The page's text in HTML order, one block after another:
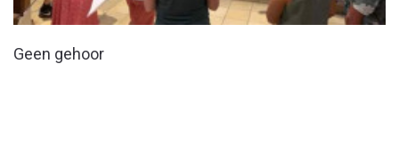
Geen gehoor